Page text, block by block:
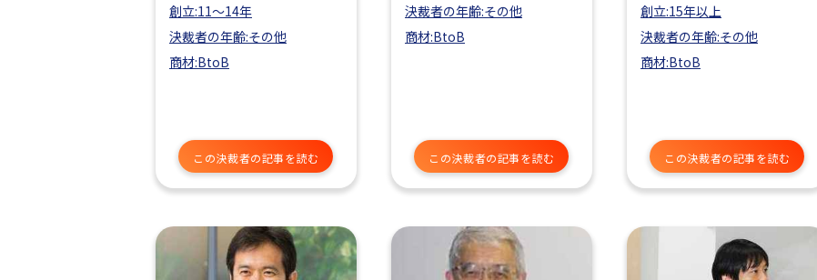
創立:11〜14年
決裁者の年齢:その他
商材:BtoB
この決裁者の記事を読む
決裁者の年齢:その他
商材:BtoB
この決裁者の記事を読む
創立:15年以上
決裁者の年齢:その他
商材:BtoB
この決裁者の記事を読む